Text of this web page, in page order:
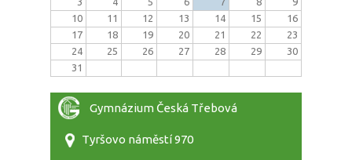
10
11 12 13 14 15
16
17
18 19 20 21 22
23
24
25 26 27 28 29
30
31
Gymnázium Česká Třebová
Tyršovo náměstí 970